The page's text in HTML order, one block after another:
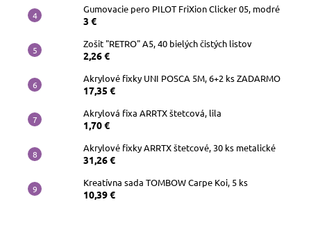
Gumovacie pero PILOT FriXion Clicker 05, modré
3 €
Zošit "RETRO" A5, 40 bielých čistých listov
2,26 €
Akrylové fixky UNI POSCA 5M, 6+2 ks ZADARMO
17,35 €
Akrylová fixa ARRTX štetcová, lila
1,70 €
Akrylové fixky ARRTX štetcové, 30 ks metalické
31,26 €
Kreatívna sada TOMBOW Carpe Koi, 5 ks
10,39 €